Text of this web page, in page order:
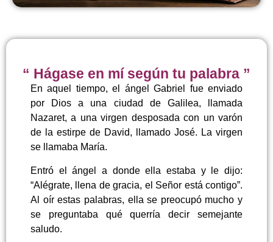
“ Hágase en mí según tu palabra ”
En aquel tiempo, el ángel Gabriel fue enviado
por Dios a una ciudad de Galilea, llamada
Nazaret, a una virgen desposada con un varón
de la estirpe de David, llamado José. La virgen
se llamaba María.
Entró el ángel a donde ella estaba y le dijo:
“Alégrate, llena de gracia, el Señor está contigo”.
Al oír estas palabras, ella se preocupó mucho y
se preguntaba qué querría decir semejante
saludo.